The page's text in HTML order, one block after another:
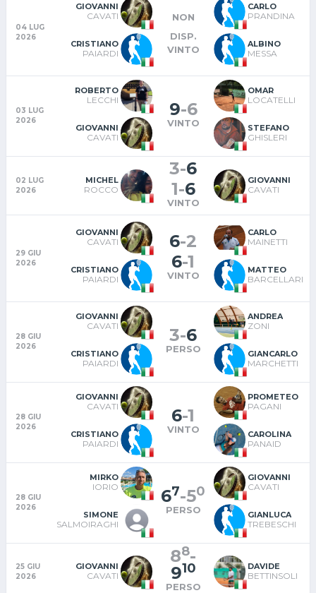
04 LUG
2026
GIOVANNI
CAVATI
CRISTIANO
PAIARDI
NON
DISP.
VINTO
CARLO
PRANDINA
ALBINO
MESSA
03 LUG
2026
ROBERTO
LECCHI
GIOVANNI
CAVATI
9-6
VINTO
OMAR
LOCATELLI
STEFANO
GHISLERI
02 LUG
2026
MICHEL
ROCCO
3-6
1-6
VINTO
GIOVANNI
CAVATI
29 GIU
2026
GIOVANNI
CAVATI
CRISTIANO
PAIARDI
6-2
6-1
VINTO
CARLO
MAINETTI
MATTEO
BARCELLARI
28 GIU
2026
GIOVANNI
CAVATI
CRISTIANO
PAIARDI
3-6
PERSO
ANDREA
ZONI
GIANCARLO
MARCHETTI
28 GIU
2026
GIOVANNI
CAVATI
CRISTIANO
PAIARDI
6-1
VINTO
PROMETEO
PAGANI
CAROLINA
PANAID
28 GIU
2026
MIRKO
IORIO
SIMONE
SALMOIRAGHI
67-50
PERSO
GIOVANNI
CAVATI
GIANLUCA
TREBESCHI
25 GIU
2026
GIOVANNI
CAVATI
88-
910
PERSO
DAVIDE
BETTINSOLI